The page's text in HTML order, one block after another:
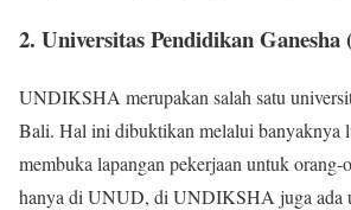
2. Universitas Pendidikan
UNDIKSHA merupakan salah satu
Bali. Hal ini dibuktikan melalui banyaknya
membuka lapangan pekerjaan untuk
hanya di UNUD, di UNDIKSHA juga ada